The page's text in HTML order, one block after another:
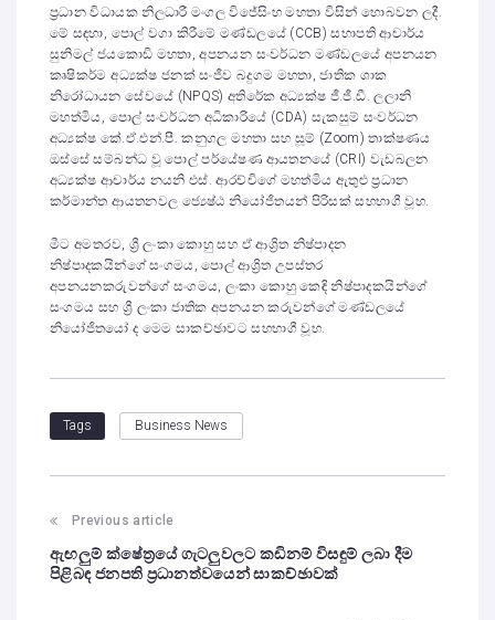
ප්‍රධාන විධායක නිලධාරී මංගල විජේසිංහ මහතා විසින් හොබවන ලදී.
මේ සඳහා, පොල් වගා කිරීමේ මණ්ඩලයේ (CCB) සභාපති ආචාර්ය
සුනිමල් ජයකොඩි මහතා, අපනයන සංවර්ධන මණ්ඩලයේ අපනයන
කෘෂිකර්ම අධ්‍යක්ෂ ජනක් සංජීව බදුගම මහතා, ජාතික ශාක
නිරෝධායන සේවයේ (NPQS) අතිරේක අධ්‍යක්ෂ ජී.ජී.ඩී. ලලානි
මහත්මිය, පොල් සංවර්ධන අධිකාරියේ (CDA) සැකසුම් සංවර්ධන
අධ්‍යක්ෂ කේ.ඒ.එන්.පී. කනුගල මහතා සහ සූම් (Zoom) තාක්ෂණය
ඔස්සේ සම්බන්ධ වූ පොල් පර්යේෂණ ආයතනයේ (CRI) වැඩබලන
අධ්‍යක්ෂ ආචාර්ය නයනි එස්. ආරච්චිගේ මහත්මිය ඇතුළු ප්‍රධාන
කර්මාන්ත ආයතනවල ජ්‍යෙෂ්ඨ නියෝජිතයන් පිරිසක් සහභාගී වූහ.
මීට අමතරව, ශ්‍රී ලංකා කොහු සහ ඒ ආශ්‍රිත නිෂ්පාදන
නිෂ්පාදකයින්ගේ සංගමය, පොල් ආශ්‍රිත උපස්තර
අපනයනකරුවන්ගේ සංගමය, ලංකා කොහු කෙඳි නිෂ්පාදකයින්ගේ
සංගමය සහ ශ්‍රී ලංකා ජාතික අපනයන කරුවන්ගේ මණ්ඩලයේ
නියෝජිතයෝ ද මෙම සාකච්ඡාවට සහභාගී වූහ.
Tags Business News
Previous article
ඇඟලුම් ක්ෂේත්‍රයේ ගැටලුවලට කඩිනම් විසඳුම් ලබා දීම
පිළිබඳ ජනපති ප්‍රධානත්වයෙන් සාකච්ඡාවක්